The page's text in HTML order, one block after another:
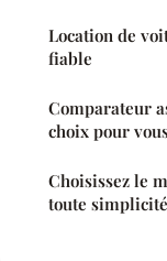
Location de
fiable
Comparateur
choix pour
Choisissez le
toute simplicité